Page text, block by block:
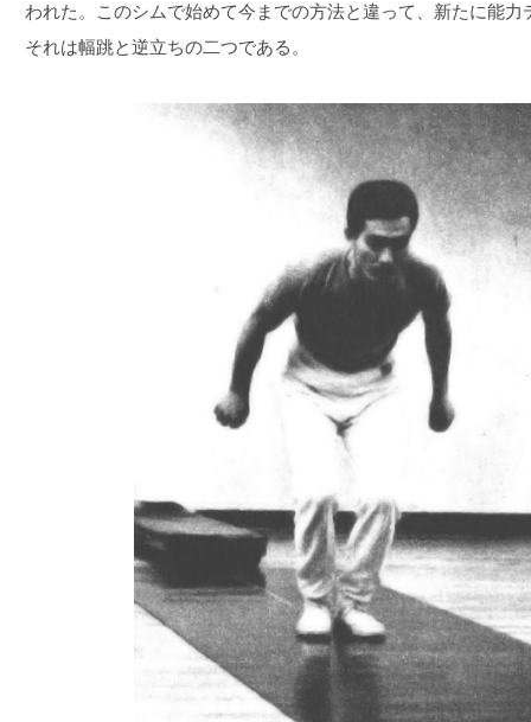
われた。このシムで始めて今までの方法と違って、新たに能力
それは幅跳と逆立ちの二つである。